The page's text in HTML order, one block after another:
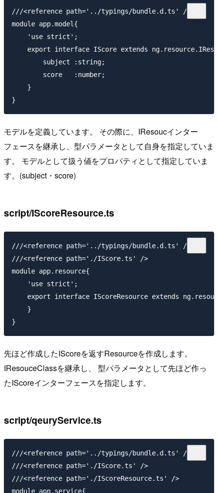
///<reference path='../typings/bundle.d.ts' />
module app.model{
    'use strict';
export interface IScore extends
        subject :string;
        score   :number;
    }
モデルを定義しています。 その際に、IResoucインター
フェースを継承し、型パラメータとして自身を指定していま
す。 モデルとして扱う値をプロパティとして指定していま
す。(subject・score)
script/IScoreResource.ts
///<reference path='../typings/bundle.d.ts' />
///<reference path='./IScore.ts' />
module app.resource{
    'use strict';
export interface IScoreResource extends
    }
先ほど作成したIScoreを返すResourceを作成します。
IResouceClassを継承し、 型パラメータとして先ほど作っ
たIScoreインターフェースを指定します。
script/qeuryService.ts
///<reference path='../typings/bundle.d.ts' />
///<reference path='./IScore.ts' />
///<reference path='./IScoreResource.ts' />
module app.service{